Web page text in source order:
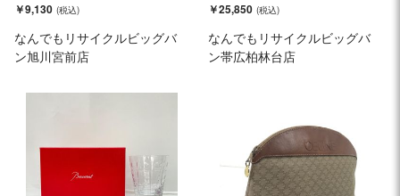
￥9,130
なんでもリサイクルビッグバ
ン旭川宮前店
￥25,850
なんでもリサイクルビッグバ
ン帯広柏林台店